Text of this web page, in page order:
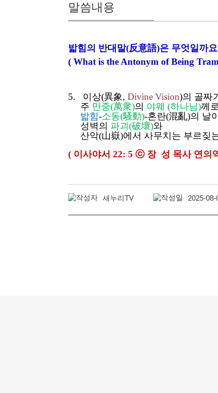
말씀내용
밟힘의 반대말(反意語)은 무엇일까
( What is the Antonym of Being
5. 이상(異象, Divine Vision)의 골짜
주 만중(萬衆)의 야웨 (하나님)께
밟힘-소동(騷動)-혼란(混亂)의 날
성벽의 파괴(破壞)와
산악(山嶽)에서 사무치는 부르짖
( 이사야서 22: 5 ⓒ 장 성 목사 연의
새누리TV 2025-08-